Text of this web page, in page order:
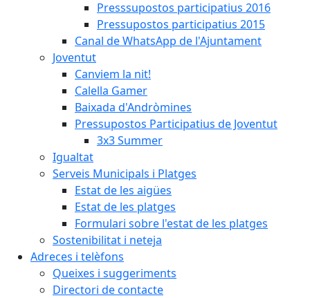
Presssupostos participatius 2016
Pressupostos participatius 2015
Canal de WhatsApp de l'Ajuntament
Joventut
Canviem la nit!
Calella Gamer
Baixada d'Andròmines
Pressupostos Participatius de Joventut
3x3 Summer
Igualtat
Serveis Municipals i Platges
Estat de les aigües
Estat de les platges
Formulari sobre l'estat de les platges
Sostenibilitat i neteja
Adreces i telèfons
Queixes i suggeriments
Directori de contacte